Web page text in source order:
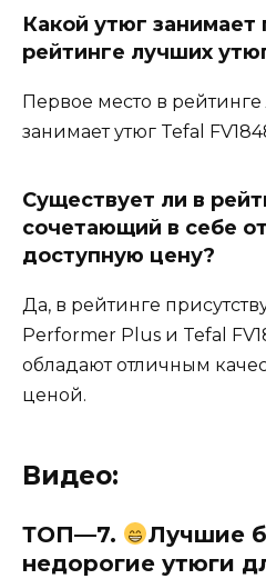
Какой утюг занимает
рейтинге лучших
Первое место в
занимает утюг Tefal
Существует ли в
сочетающий в себе
доступную цену?
Да, в рейтинге
Performer Plus и Tefal
обладают отличным
ценой.
Видео:
ТОП—7.
Лучшие
недорогие утюги